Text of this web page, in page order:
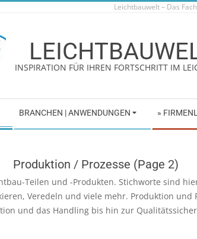
Leichtbauwelt – Das
INSPIRATION FÜR IHREN FORTSCHRITT IM
BRANCHEN | ANWENDUNGEN »
Produktion / Prozesse (Page 2)
Teilen und -Produkten. Stichworte sind
Veredeln und viele mehr. Produktion
und das Handling bis hin zur